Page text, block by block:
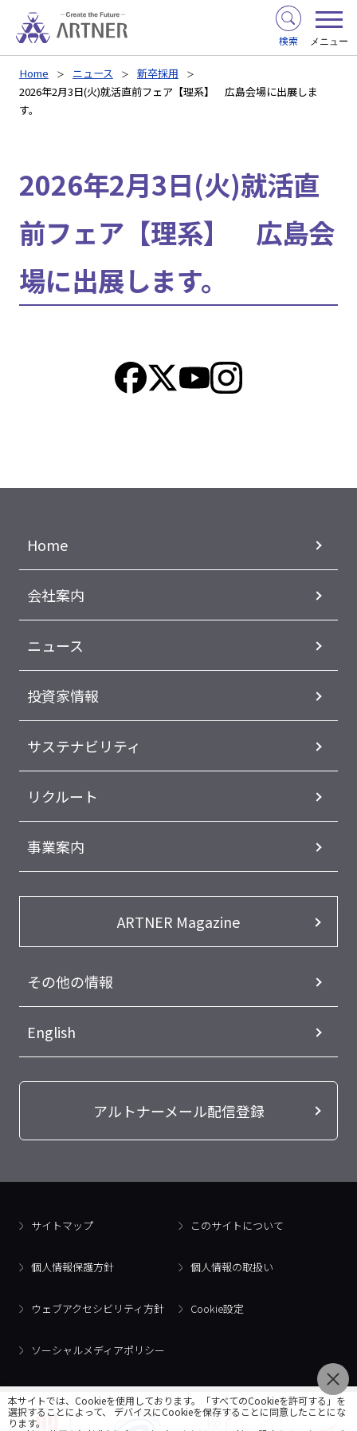
検索 メニュー
Home ニュース
新卒採用
2026年2月3日(火)就活直前フェア【理系】 広島会場に出展しま
す。
2026年2月3日(火)就活直
前フェア【理系】 広島会
場に出展します。
Home
会社案内
ニュース
投資家情報
サステナビリティ
リクルート
事業案内
ARTNER Magazine
その他の情報
English
アルトナーメール配信登録
サイトマップ このサイトについて
個人情報保護方針 個人情報の取扱い
ウェブアクセシビリティ方針 Cookie設定
ソーシャルメディアポリシー
本サイトでは、Cookieを使用しております。「すべてのCookieを許可する」を
選択することによって、 デバイスにCookieを保存することに同意したことにな
ります。